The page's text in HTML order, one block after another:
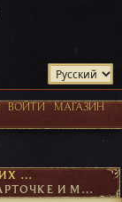
ВОЙТИ
МАГАЗИН
НА ПОРОГЕ ВЕЛИКИХ ОТКРЫТИЙ
FAQ ПО КАРТОЧКЕ И МАГАЗИНУ